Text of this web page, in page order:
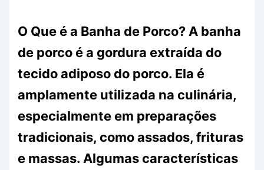
O Que é a Banha de Porco? A banha
de porco é a gordura extraída do
tecido adiposo do porco. Ela é
amplamente utilizada na culinária,
especialmente em preparações
tradicionais, como assados, frituras
e massas. Algumas características